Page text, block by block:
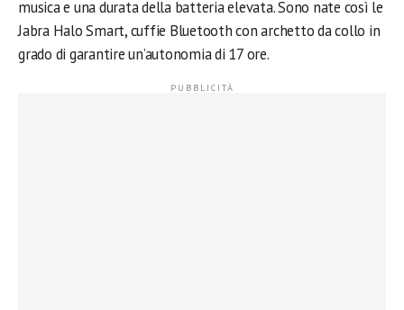
musica e una durata della batteria elevata. Sono nate così le
Jabra Halo Smart, cuffie Bluetooth con archetto da collo in
grado di garantire un’autonomia di 17 ore.